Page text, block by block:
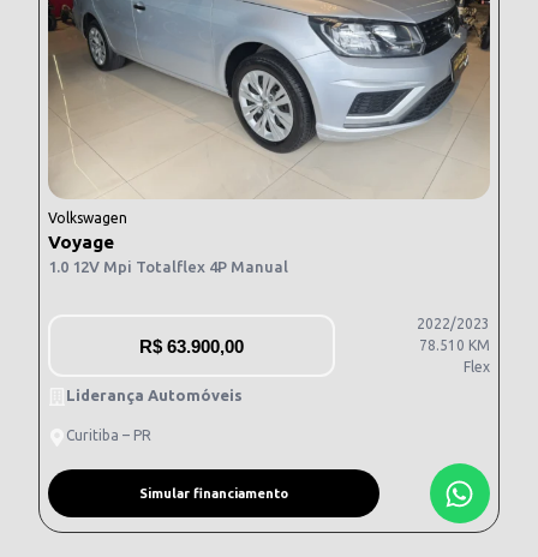
Volkswagen
Voyage
1.0 12V Mpi Totalflex 4P Manual
R$ 63.900,00
2022/2023
78.510 KM
Flex
Liderança Automóveis
Curitiba – PR
Simular financiamento